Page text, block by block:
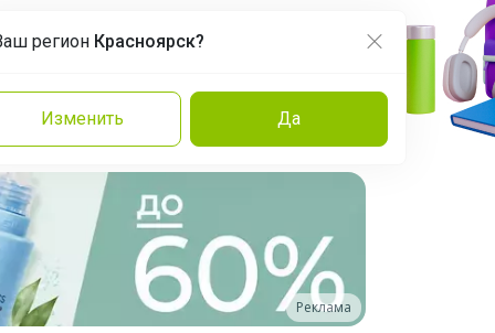
регион Красноярск?
Изменить Да
Команда Эксперты
Реклама